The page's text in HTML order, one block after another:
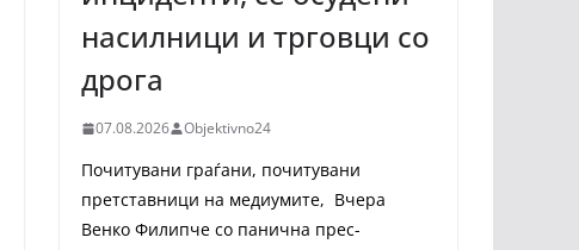
насилници и трговци со
дрога
07.08.2026 Objektivno24
Почитувани граѓани, почитувани
претставници на медиумите, Вчера
Венко Филипче со панична прес-